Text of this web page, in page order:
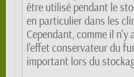
être utilisé pendant le
en particulier dans les
Cependant, comme il n'y
l'effet conservateur du
important lors du